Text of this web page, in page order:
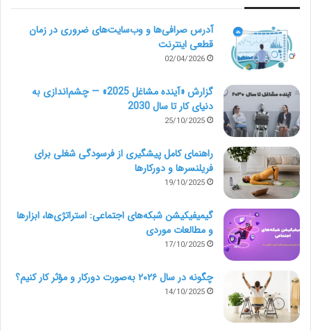
آدرس صرافی‌ها و وب‌سایت‌های ضروری در زمان
قطعی اینترنت
02/04/2026
گزارش «آینده مشاغل 2025» — چشم‌اندازی به
دنیای کار تا سال 2030
25/10/2025
راهنمای کامل پیشگیری از فرسودگی شغلی برای
فریلنسرها و دورکارها
19/10/2025
گیمیفیکیشن شبکه‌های اجتماعی: استراتژی‌ها، ابزارها
و مطالعات موردی
17/10/2025
چگونه در سال ۲۰۲۶ به‌صورت دورکار و مؤثر کار کنیم؟
14/10/2025